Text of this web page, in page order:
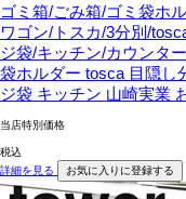
ゴミ箱/ごみ箱/ゴミ袋ホ
ワゴン/トスカ/3分別/
ジ袋/キッチン/カウンタ
袋ホルダー tosca 目隠し
ジ袋 キッチン 山崎実業
当店特別価格
税込
詳細を見る
お気に入りに登録する